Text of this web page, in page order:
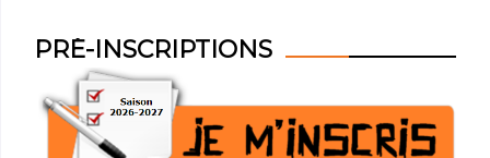
PRÉ-INSCRIPTIONS